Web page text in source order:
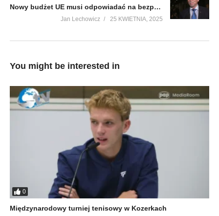
Nowy budżet UE musi odpowiadać na bezprecedensowe wyzwania stojące przed Europą
Jan Lechowicz 25 KWIETNIA, 2025
You might be interested in
0
Międzynarodowy turniej tenisowy w Kozerkach